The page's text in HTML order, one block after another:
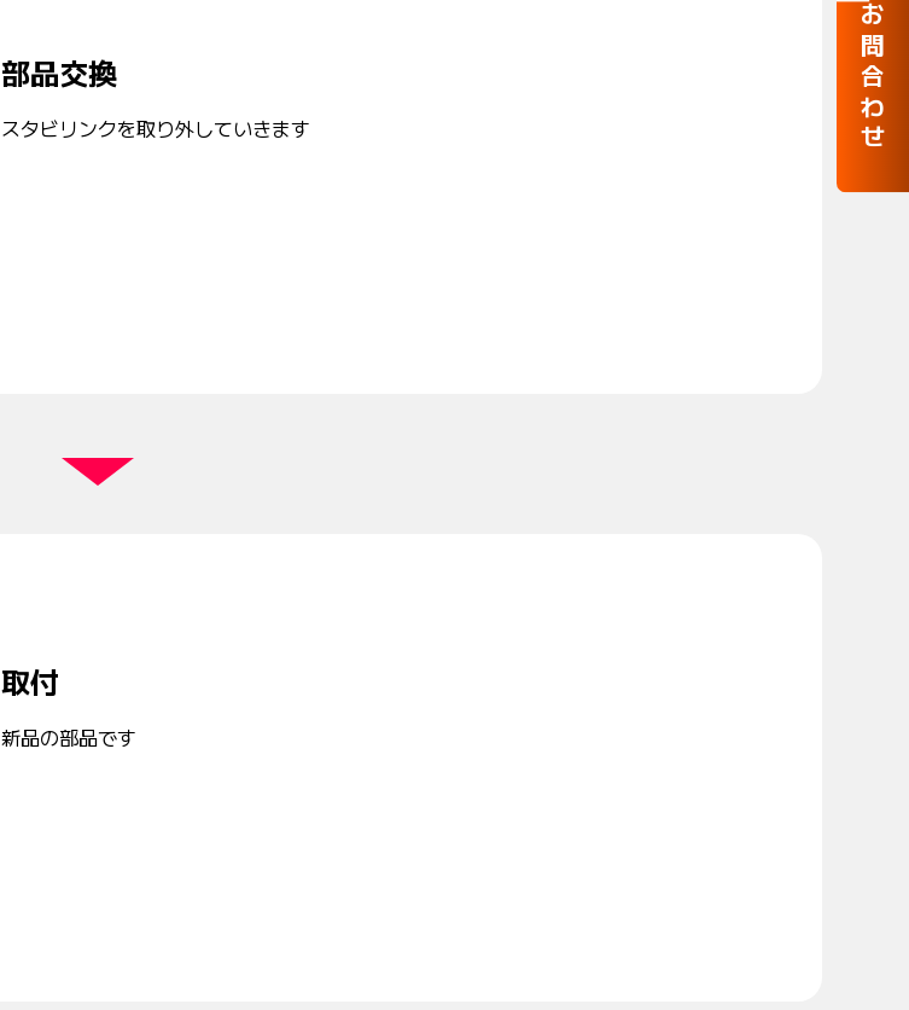
部品交換
スタビリンクを取り外していきます
取付
新品の部品です
お問合わせ